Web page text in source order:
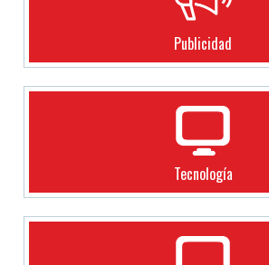
Publicidad
Tecnología